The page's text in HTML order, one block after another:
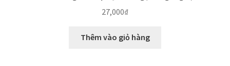
27,000₫
Thêm vào giỏ hàng